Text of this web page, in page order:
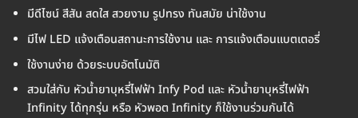
มีดีไซน์ สีสัน สดใส สวยงาม รูปทรง ทันสมัย น่าใช้งาน
มีไฟ LED แจ้งเตือนสถานะการใช้งาน และ การแจ้งเตือนแบตเตอรี่
ใช้งานง่าย ด้วยระบบอัตโนมัติ
สวมใส่กับ หัวน้ำยาบุหรี่ไฟฟ้า Infy Pod และ หัวน้ำยาบุหรี่ไฟฟ้า
Infinity ได้ทุกรุ่น หรือ หัวพอต Infinity ก็ใช้งานร่วมกันได้